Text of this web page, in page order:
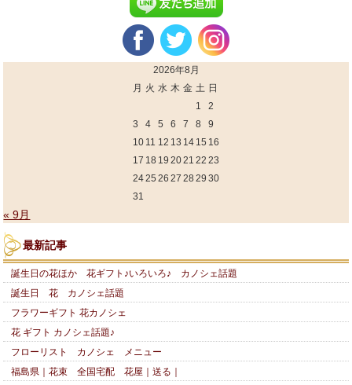
2026年8月
月 火 水 木 金 土 日
1
2
3
4 5 6 7 8
9
10 11 12 13 14 15 16
17 18 19 2021 22 23
2425 26 27 28 29 30
31
« 9月
最新記事
誕生日の花ほか 花ギフト♪いろいろ♪ カノシェ話題
誕生日 花 カノシェ話題
フラワーギフト 花カノシェ
花 ギフト カノシェ話題♪
フローリスト カノシェ メニュー
福島県｜花束 全国宅配 花屋｜送る｜